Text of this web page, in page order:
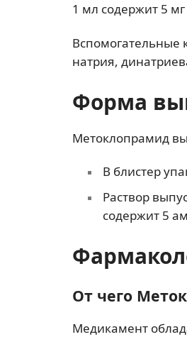
1 мл содержит 5
Вспомогательные
натрия,
Форма
Метоклопрамид
В блистер
Раствор
содержит 5
От чего
Медикамент